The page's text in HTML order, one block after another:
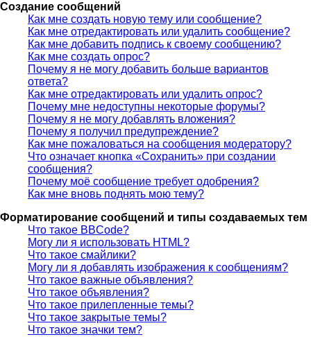
Создание сообщений
Как мне создать новую тему или сообщение?
Как мне отредактировать или удалить сообщение?
Как мне добавить подпись к своему сообщению?
Как мне создать опрос?
Почему я не могу добавить больше вариантов
ответа?
Как мне отредактировать или удалить опрос?
Почему мне недоступны некоторые форумы?
Почему я не могу добавлять вложения?
Почему я получил предупреждение?
Как мне пожаловаться на сообщения модератору?
Что означает кнопка «Сохранить» при создании
сообщения?
Почему моё сообщение требует одобрения?
Как мне вновь поднять мою тему?
Форматирование сообщений и типы создаваемых тем
Что такое BBCode?
Могу ли я использовать HTML?
Что такое смайлики?
Могу ли я добавлять изображения к сообщениям?
Что такое важные объявления?
Что такое объявления?
Что такое прилепленные темы?
Что такое закрытые темы?
Что такое значки тем?